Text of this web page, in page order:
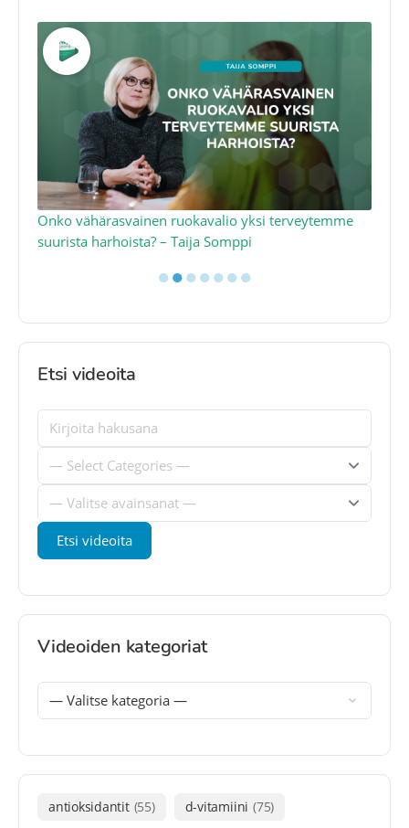
Onko vähärasvainen ruokavalio yksi terveytemme
suurista harhoista? – Taija Somppi
●●●●●●●
Etsi videoita
Videoiden kategoriat
antioksidantit (55) d-vitamiini (75)